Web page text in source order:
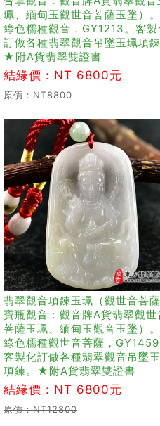
珮、緬甸玉觀世音菩薩玉墜）
綠色糯種觀音，GY1213。客製
訂做各種翡翠觀音吊墜玉珮項鍊
★附A貨翡翠雙證書
結緣價：NT 6800元
原價：NT8800
翡翠觀音項鍊玉珮（觀世音菩薩
寶瓶觀音：觀音牌A貨翡翠觀世
菩薩玉珮、緬甸玉觀音玉墜）
綠色糯種觀世音菩薩，GY1459
客製化訂做各種翡翠觀音吊墜
項鍊。★附A貨翡翠雙證書
結緣價：NT 6800元
原價：NT12800